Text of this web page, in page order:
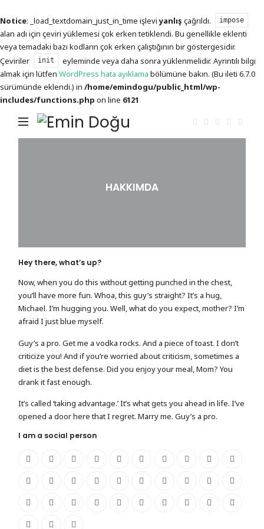
Notice: _load_textdomain_just_in_time işleviyanlış çağrıldı. impose
alan adı için çeviri yüklemesi çok erken tetiklendi. Bu genellikle eklenti
veya temadaki bazı kodların çok erken çalıştığının bir göstergesidir.
Çeviriler
init
eyleminde veya daha sonra yüklenmelidir. Ayrıntılı bilgi
almak için lütfen WordPress hata ayıklama bölümüne bakın. (Bu ileti 6.7.0
sürümünde eklendi.) in /home/emindogu/public_html/wp-
includes/functions.php on line 6121
Doğu
HAKKIMDA
Hey there, what’s up?
Now, when you do this without getting punched in the chest,
you’ll have more fun. Whoa, this guy’s straight? It’s a hug,
Michael. I’m hugging you. Well, what do you expect, mother? I’m
afraid I just blue myself.
Guy’s a pro. Get me a vodka rocks. And a piece of toast. I don’t
criticize you! And if you’re worried about criticism, sometimes a
diet is the best defense. Did you enjoy your meal, Mom? You
drank it fast enough.
It’s called ‘taking advantage.’ It’s what gets you ahead in life. I’ve
opened a door here that I regret. Marry me. Guy’s a pro.
I am a social person